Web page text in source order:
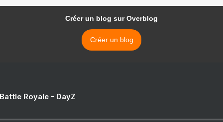
Créer un blog sur Overblog
Créer un blog
Royale - DayZ